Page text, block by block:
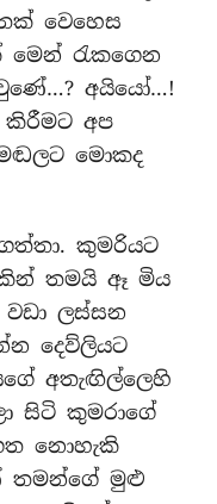
වෙහෙස
රැකගෙන
අයියෝ…!
කිරීමට අප
මොකද
කුමරියට
තමයි ඈ මිය
ලස්සන
දෙව්ලියට
අතැඟිල්ලෙහි
සිටි කුමරාගේ
නොහැකි
තමන්ගේ මුළු